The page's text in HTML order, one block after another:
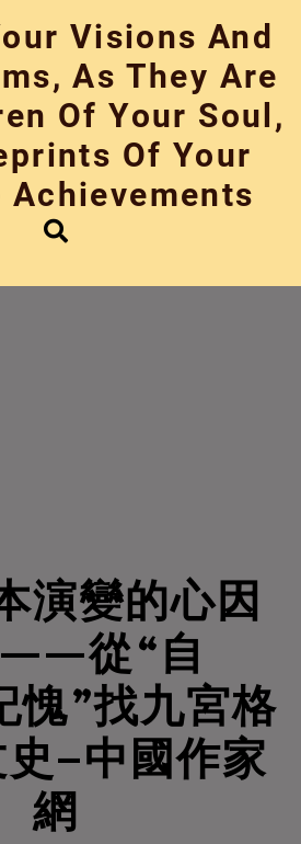
Visions And
As They Are
Of Your Soul,
Of Your
演變的心因
從“自
愧”找九宮格
–中國作家
網